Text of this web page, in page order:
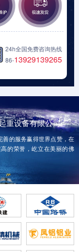
24h全国免费咨询热线
86-13929139265
重设备有限公司
善的服务赢得世界点赞，在
的荣誉，屹立在美丽的佛